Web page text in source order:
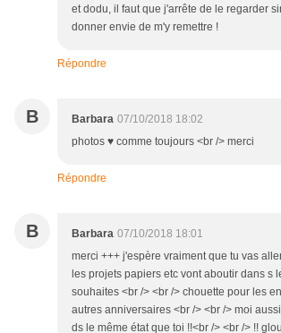
et dodu, il faut que j'arrête de le regarder
donner envie de m'y remettre !
Répondre
B Barbara 07/10/2018 18:02
photos ♥ comme toujours <br /> merci
Répondre
B Barbara 07/10/2018 18:01
merci +++ j'espère vraiment que tu vas
les projets papiers etc vont aboutir dans s
souhaites <br /> <br /> chouette pour les
autres anniversaires <br /> <br /> moi
ds le même état que toi !!<br /> <br /> !!